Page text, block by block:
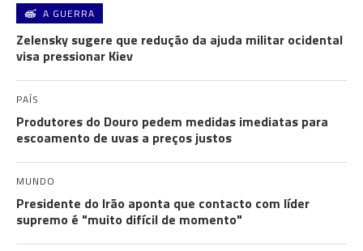
A GUERRA
Zelensky sugere que redução da ajuda militar ocidental
visa pressionar Kiev
PAÍS
Produtores do Douro pedem medidas imediatas para
escoamento de uvas a preços justos
MUNDO
Presidente do Irão aponta que contacto com líder
supremo é "muito difícil de momento"